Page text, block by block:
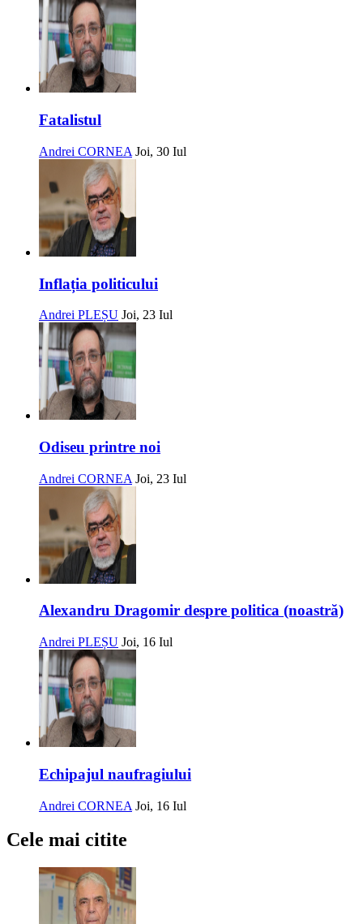
Fatalistul
Andrei CORNEA Joi, 30 Iul
Inflația politicului
Andrei PLEȘU Joi, 23 Iul
Odiseu printre noi
Andrei CORNEA Joi, 23 Iul
Alexandru Dragomir despre politica (noastră)
Andrei PLEȘU Joi, 16 Iul
Echipajul naufragiului
Andrei CORNEA Joi, 16 Iul
Cele mai citite